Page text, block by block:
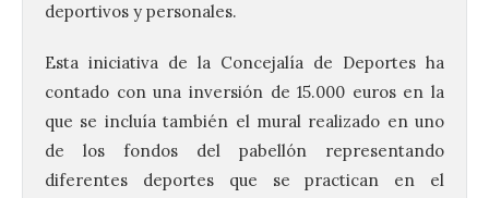
deportivos y personales.
Esta iniciativa de la Concejalía de Deportes ha
contado con una inversión de 15.000 euros en la
que se incluía también el mural realizado en uno
de los fondos del pabellón representando
diferentes deportes que se practican en el